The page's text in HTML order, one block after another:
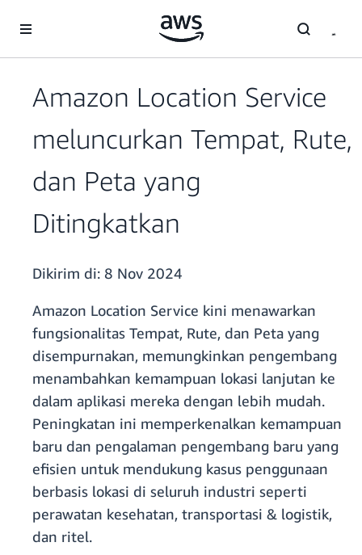
Amazon Location Service
meluncurkan Tempat, Rute,
dan Peta yang
Ditingkatkan
Dikirim di: 8 Nov 2024
Amazon Location Service kini menawarkan
fungsionalitas Tempat, Rute, dan Peta yang
disempurnakan, memungkinkan pengembang
menambahkan kemampuan lokasi lanjutan ke
dalam aplikasi mereka dengan lebih mudah.
Peningkatan ini memperkenalkan kemampuan
baru dan pengalaman pengembang baru yang
efisien untuk mendukung kasus penggunaan
berbasis lokasi di seluruh industri seperti
perawatan kesehatan, transportasi & logistik,
dan ritel.